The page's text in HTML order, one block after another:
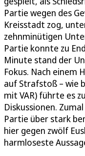
Partie wegen des
Kreisstadt zog,
zehnminütigen
Partie konnte zu
Minute stand der
Fokus. Nach einem
auf Strafstoß – wie
mit VAR) führte es
Diskussionen.
Partie über stark
hier gegen zwölf
harmloseste